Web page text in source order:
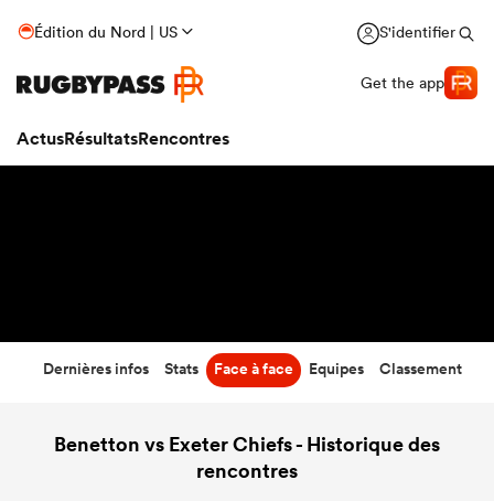
Édition du Nord | US S'identifier
Get the app
ActusRésultatsRencontres
Dernières infos Stats Face à face Equipes Classement
Benetton vs Exeter Chiefs - Historique des
rencontres